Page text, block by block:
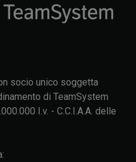
socio unico soggetta
di TeamSystem
I.v. - C.C.I.A.A. delle